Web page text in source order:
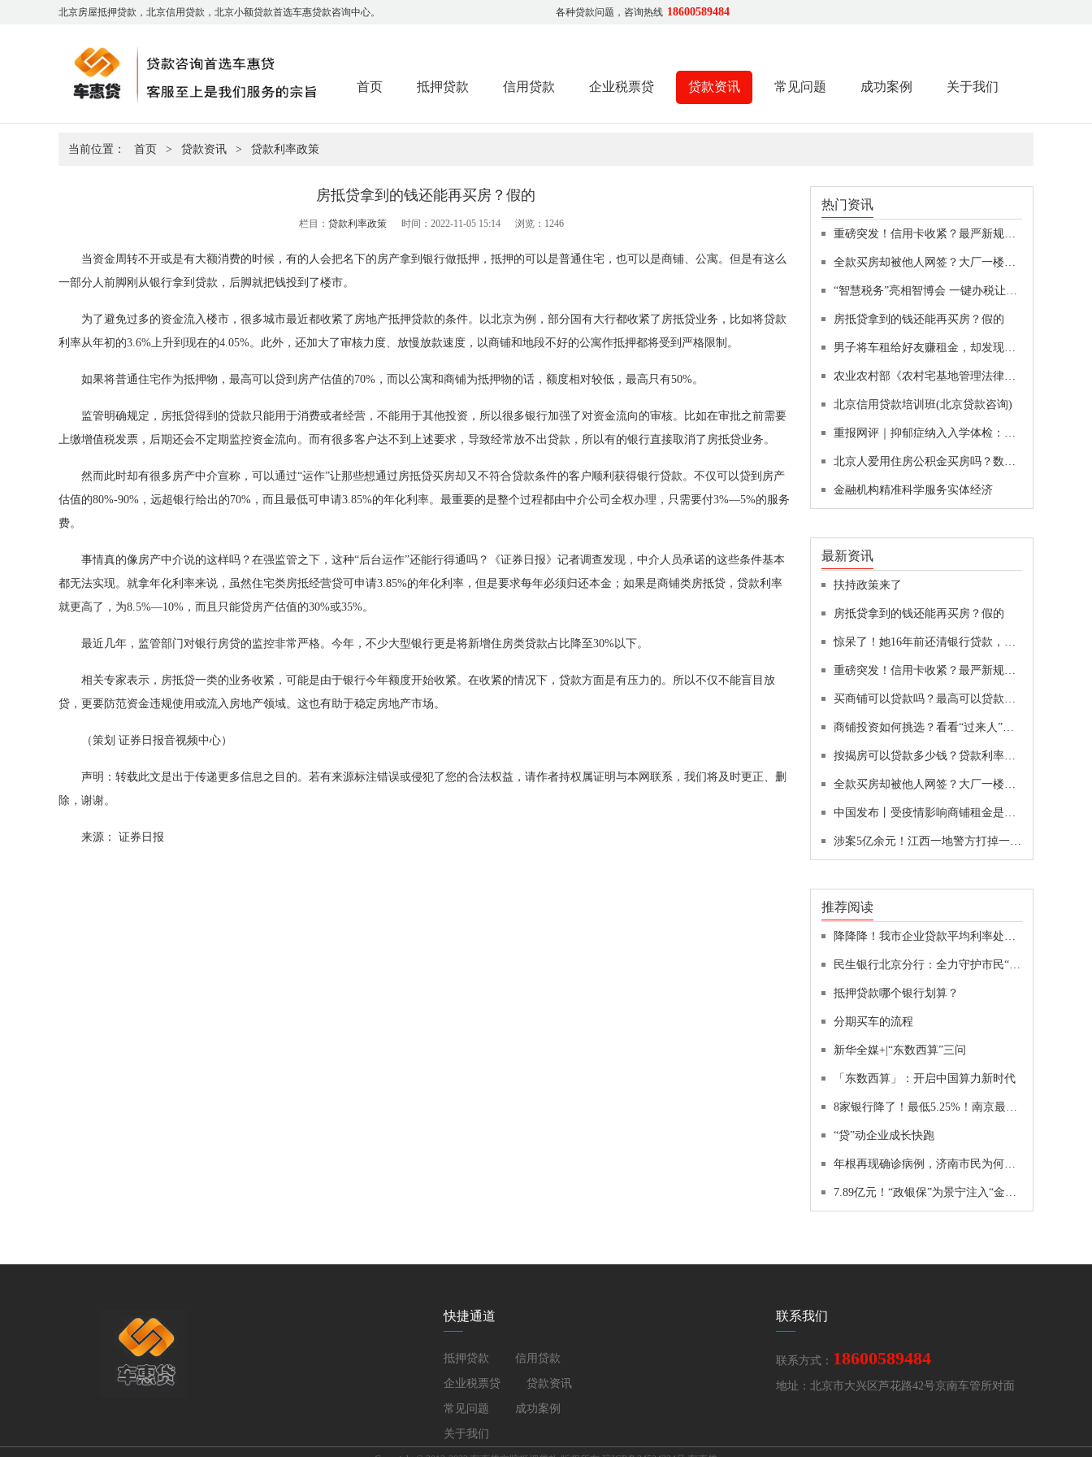
北京房屋抵押贷款，北京信用贷款，北京小额贷款首选车惠贷款咨询中心。 各种贷款问题，咨询热线 18600589484
首页 抵押贷款 信用贷款 企业税票贷 贷款资讯 常见问题 成功案例 关于我们
当前位置： 首页 > 贷款资讯 > 贷款利率政策
房抵贷拿到的钱还能再买房？假的
栏目： 贷款利率政策 时间：2022-11-05 15:14 浏览： 1246
当资金周转不开或是有大额消费的时候，有的人会把名下的房产拿到银行做抵押，抵押的可以是普通住宅，也可以是商铺、公寓。但是有这么
一部分人前脚刚从银行拿到贷款，后脚就把钱投到了楼市。
为了避免过多的资金流入楼市，很多城市最近都收紧了房地产抵押贷款的条件。以北京为例，部分国有大行都收紧了房抵贷业务，比如将贷款
利率从年初的3.6%上升到现在的4.05%。此外，还加大了审核力度、放慢放款速度，以商铺和地段不好的公寓作抵押都将受到严格限制。
如果将普通住宅作为抵押物，最高可以贷到房产估值的70%，而以公寓和商铺为抵押物的话，额度相对较低，最高只有50%。
监管明确规定，房抵贷得到的贷款只能用于消费或者经营，不能用于其他投资，所以很多银行加强了对资金流向的审核。比如在审批之前需要
上缴增值税发票，后期还会不定期监控资金流向。而有很多客户达不到上述要求，导致经常放不出贷款，所以有的银行直接取消了房抵贷业务。
然而此时却有很多房产中介宣称，可以通过“运作”让那些想通过房抵贷买房却又不符合贷款条件的客户顺利获得银行贷款。不仅可以贷到房产
估值的80%-90%，远超银行给出的70%，而且最低可申请3.85%的年化利率。最重要的是整个过程都由中介公司全权办理，只需要付3%—5%的服务
费。
事情真的像房产中介说的这样吗？在强监管之下，这种“后台运作”还能行得通吗？《证券日报》记者调查发现，中介人员承诺的这些条件基本
都无法实现。就拿年化利率来说，虽然住宅类房抵经营贷可申请3.85%的年化利率，但是要求每年必须归还本金；如果是商铺类房抵贷，贷款利率
就更高了，为8.5%—10%，而且只能贷房产估值的30%或35%。
最近几年，监管部门对银行房贷的监控非常严格。今年，不少大型银行更是将新增住房类贷款占比降至30%以下。
相关专家表示，房抵贷一类的业务收紧，可能是由于银行今年额度开始收紧。在收紧的情况下，贷款方面是有压力的。所以不仅不能盲目放
贷，更要防范资金违规使用或流入房地产领域。这也有助于稳定房地产市场。
（策划 证券日报音视频中心）
声明：转载此文是出于传递更多信息之目的。若有来源标注错误或侵犯了您的合法权益，请作者持权属证明与本网联系，我们将及时更正、删
除，谢谢。
来源： 证券日报
热门资讯
重磅突发！信用卡收紧？最严新规：不得用于偿还贷款、投资！女子举报“前婆婆”吃空响：前公公也被调查！贝壳遭浑水做空，最新回应
全款买房却被他人网签？大厂一楼盘被指“一房二卖”
“智慧税务”亮相智博会 一键办税让纳税人“最多跑一次”
房抵贷拿到的钱还能再买房？假的
男子将车租给好友赚租金，却发现已被好友拿去抵押贷款
农业农村部《农村宅基地管理法律政策问答》
北京信用贷款培训班(北京贷款咨询)
重报网评｜抑郁症纳入入学体检：检查单不是退学单
北京人爱用住房公积金买房吗？数据来说话！
金融机构精准科学服务实体经济
最新资讯
扶持政策来了
房抵贷拿到的钱还能再买房？假的
惊呆了！她16年前还清银行贷款，如今突然冒出4万罚息，还上了征信“黑名单”！贷款复活了？
重磅突发！信用卡收紧？最严新规：不得用于偿还贷款、投资！女子举报“前婆婆”吃空响：前公公也被调查！贝壳遭浑水做空，最新回应
买商铺可以贷款吗？最高可以贷款多少？
商铺投资如何挑选？看看“过来人”怎么说
按揭房可以贷款多少钱？贷款利率高吗？
全款买房却被他人网签？大厂一楼盘被指“一房二卖”
中国发布丨受疫情影响商铺租金是否应减免？这起案例给出指导并解决了群体性租赁纠纷
涉案5亿余元！江西一地警方打掉一团伙
推荐阅读
降降降！我市企业贷款平均利率处于历史低位
民生银行北京分行：全力守护市民“菜篮子”，全面助力乡村振兴
抵押贷款哪个银行划算？
分期买车的流程
新华全媒+|“东数西算”三问
「东数西算」：开启中国算力新时代
8家银行降了！最低5.25%！南京最新房贷利率，放款等明年
“贷”动企业成长快跑
年根再现确诊病例，济南市民为何如此“淡定”？
7.89亿元！“政银保”为景宁注入“金融活水”
快捷通道
抵押贷款 信用贷款
企业税票贷 贷款资讯
常见问题 成功案例
关于我们
联系我们
联系方式： 18600589484
地址：北京市大兴区芦花路42号京南车管所对面